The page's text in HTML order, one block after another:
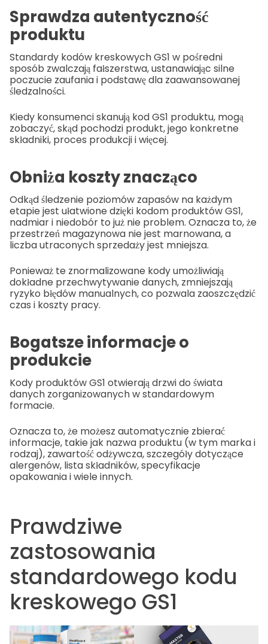
Sprawdza autentyczność
produktu
Standardy kodów kreskowych GS1 w pośredni
sposób zwalczają fałszerstwa, ustanawiając silne
poczucie zaufania i podstawę dla zaawansowanej
śledzalności.
Kiedy konsumenci skanują kod GS1 produktu, mogą
zobaczyć, skąd pochodzi produkt, jego konkretne
składniki, proces produkcji i więcej.
Obniża koszty znacząco
Odkąd śledzenie poziomów zapasów na każdym
etapie jest ułatwione dzięki kodom produktów GS1,
nadmiar i niedobór to już nie problem. Oznacza to, że
przestrzeń magazynowa nie jest marnowana, a
liczba utraconych sprzedaży jest mniejsza.
Ponieważ te znormalizowane kody umożliwiają
dokładne przechwytywanie danych, zmniejszają
ryzyko błędów manualnych, co pozwala zaoszczędzić
czas i koszty pracy.
Bogatsze informacje o
produkcie
Kody produktów GS1 otwierają drzwi do świata
danych zorganizowanych w standardowym
formacie.
Oznacza to, że możesz automatycznie zbierać
informacje, takie jak nazwa produktu (w tym marka i
rodzaj), zawartość odżywcza, szczegóły dotyczące
alergenów, lista składników, specyfikacje
opakowania i wiele innych.
Prawdziwe
zastosowania
standardowego kodu
kreskowego GS1